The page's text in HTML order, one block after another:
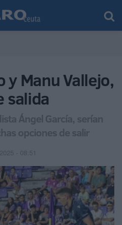
y Manu Vallejo,
salida
Ángel García, serían
opciones de salir
- 08:51